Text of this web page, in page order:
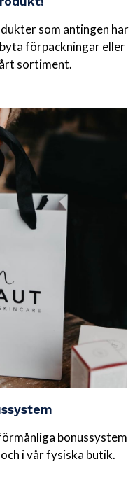
som antingen har
förpackningar eller
sortiment.
bonussystem
i vår fysiska butik.